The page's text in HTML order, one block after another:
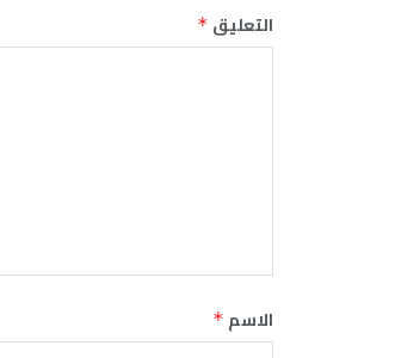
التعليق *
الاسم *